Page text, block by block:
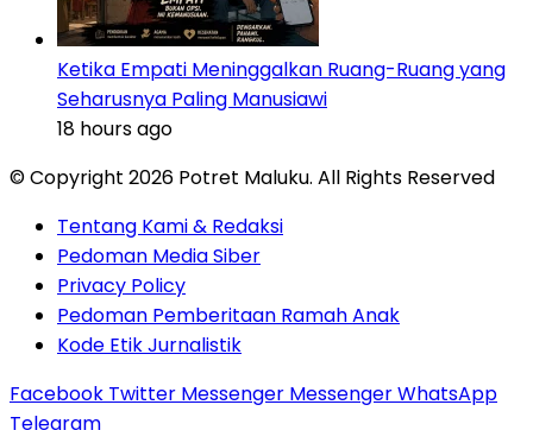
Ketika Empati Meninggalkan Ruang-Ruang yang
Seharusnya Paling Manusiawi
18 hours ago
© Copyright 2026 Potret Maluku. All Rights Reserved
Tentang Kami & Redaksi
Pedoman Media Siber
Privacy Policy
Pedoman Pemberitaan Ramah Anak
Kode Etik Jurnalistik
Facebook Twitter Messenger MessengerWhatsApp
Telegram